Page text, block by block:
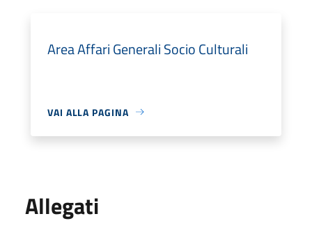
Area Affari Generali Socio Culturali
VAI ALLA PAGINA
Allegati